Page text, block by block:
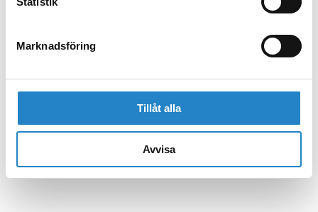
Marknadsföring
Tillåt alla
Avvisa